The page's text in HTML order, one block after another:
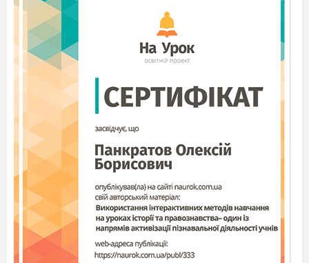
. Основна частина.
Введення нових лексичних одиниць.
die Kleidung –
одяг
der Mantel (die Mäntel) –
Jeans
– джинси
Socke die Socken
) – шкарпетка
(шкарпетки)
der Stiefel (die Stiefel) –
das Kleid (die Kleider) –сукня (сукні)
die Bluse (die Blusen) –блузка (блузки)
die Hose –
das Hemd (die Hemden) –сорочка (сорочки)
der Rock (die Röcke) –спідниця (спідниці)
die Mütze (die Mützen) –шапка (шапки)
der Schuh (die Schuhe) –
– новий